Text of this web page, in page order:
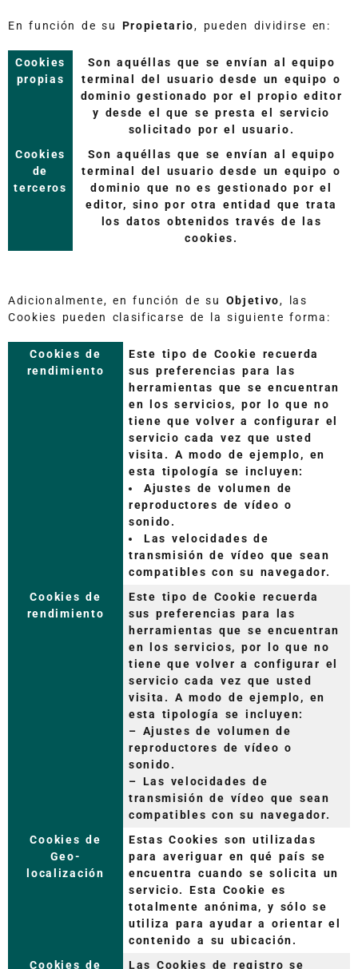
En función de su Propietario, pueden dividirse en:
Cookies
propias
Son aquéllas que se envían al equipo
terminal del usuario desde un equipo o
dominio gestionado por el propio editor
y desde el que se presta el servicio
solicitado por el usuario.
Cookies
de
terceros
Son aquéllas que se envían al equipo
terminal del usuario desde un equipo o
dominio que no es gestionado por el
editor, sino por otra entidad que trata
los datos obtenidos través de las
cookies.
Adicionalmente, en función de su Objetivo, las
Cookies pueden clasificarse de la siguiente forma:
Cookies de
rendimiento
Este tipo de Cookie recuerda
sus preferencias para las
herramientas que se encuentran
en los servicios, por lo que no
tiene que volver a configurar el
servicio cada vez que usted
visita. A modo de ejemplo, en
esta tipología se incluyen:
Ajustes de volumen de
reproductores de vídeo o
sonido.
Las velocidades de
transmisión de vídeo que sean
compatibles con su navegador.
Cookies de
rendimiento
Este tipo de Cookie recuerda
sus preferencias para las
herramientas que se encuentran
en los servicios, por lo que no
tiene que volver a configurar el
servicio cada vez que usted
visita. A modo de ejemplo, en
esta tipología se incluyen:
– Ajustes de volumen de
reproductores de vídeo o
sonido.
– Las velocidades de
transmisión de vídeo que sean
compatibles con su navegador.
Cookies de
Geo-
localización
Estas Cookies son utilizadas
para averiguar en qué país se
encuentra cuando se solicita un
servicio. Esta Cookie es
totalmente anónima, y sólo se
utiliza para ayudar a orientar el
contenido a su ubicación.
Cookies de
Las Cookies de registro se